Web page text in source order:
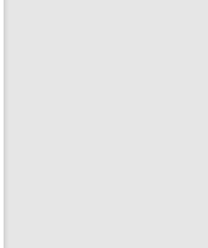
大ウソだら
こういちの曲、杉田水脈の
！ 安倍・菅・森はどんな嘘を
アの陽性者に「僕らに損ではない
当日、築地を散歩！